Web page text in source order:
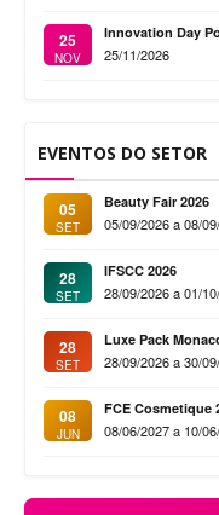
25
NOV
Innovation Day
25/11/2026
EVENTOS DO SETOR
05
SET
Beauty Fair 2026
05/09/2026 a 08/
28
SET
IFSCC 2026
28/09/2026 a 01/
28
SET
Luxe Pack
28/09/2026 a 30/
08
JUN
FCE Cosmetique
08/06/2027 a 10/